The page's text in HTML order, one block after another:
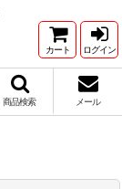
カート ログイン
商品検索 メール